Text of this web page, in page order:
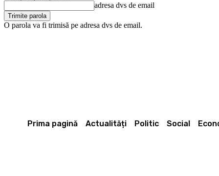
adresa dvs de email
O parola va fi trimisă pe adresa dvs de email.
Prima pagină Actualități Politic Social